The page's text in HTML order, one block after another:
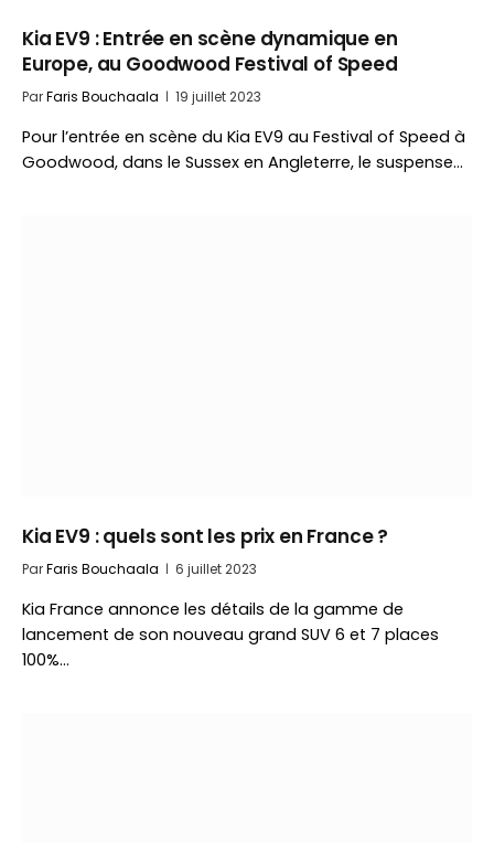
Kia EV9 : Entrée en scène dynamique en
Europe, au Goodwood Festival of Speed
ParFaris Bouchaala 19 juillet 2023
Pour l’entrée en scène du Kia EV9 au Festival of Speed à
Goodwood, dans le Sussex en Angleterre, le suspense…
Kia EV9 : quels sont les prix en France ?
ParFaris Bouchaala 6 juillet 2023
Kia France annonce les détails de la gamme de
lancement de son nouveau grand SUV 6 et 7 places
100%…